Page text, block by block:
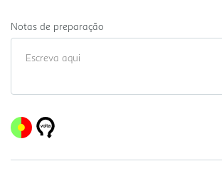
Notas de preparação